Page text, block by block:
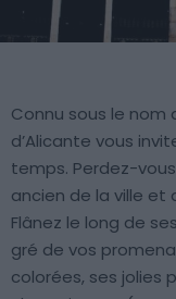
Connu sous le nom
d’Alicante vous
temps. Perdez-
ancien de la ville
Flânez le long de
gré de vos
colorées, ses jolies